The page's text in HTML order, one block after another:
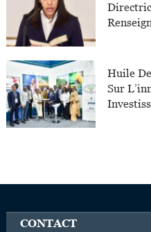
Huile
Sur
CONTACT